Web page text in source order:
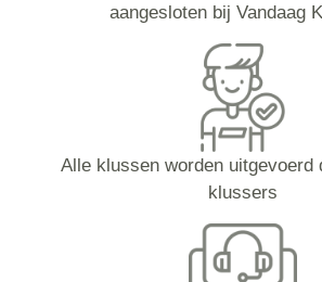
aangesloten bij Vandaag
Alle klussen worden uitgevoerd
klussers